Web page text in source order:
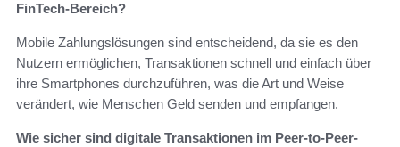
FinTech-Bereich?
Mobile Zahlungslösungen sind entscheidend, da sie es den
Nutzern ermöglichen, Transaktionen schnell und einfach über
ihre Smartphones durchzuführen, was die Art und Weise
verändert, wie Menschen Geld senden und empfangen.
Wie sicher sind digitale Transaktionen im Peer-to-Peer-